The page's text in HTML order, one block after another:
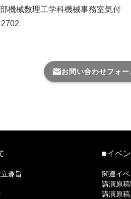
機械数理工学科機械事務室気付
お問い合わせフォー
趣旨
■イベン
関連イ
講演原
講演原